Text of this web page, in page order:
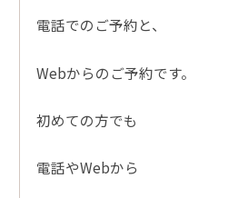
電話でのご予約と、
Webからのご予約です。
初めての方でも
電話やWebから